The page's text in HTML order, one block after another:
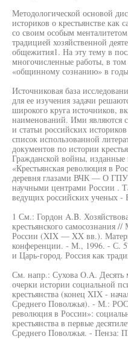
Методологической основой
историков о крестьянстве как
со своим особым
традицией хозяйственной
общежития1. На эту тему в
многочисленные работы, в
«общинному сознанию» в
Источниковая база
для ее изучения задачи
широкого круга источников,
наименований. Ими являются
и статьи российских
список использованной
документов по истории
Гражданской войны,
«Крестьянская революция в
деревня глазами ВЧК — О
научными центрами России .
ведущих российских ученых -
1 См.: Гордон A.B.
крестьянского самосознания
России (XIX — XX вв.).
конференции. - М., 1996. - С.
и Царь-город. Россия как
См. напр.: Сухова O.A. Десять
очерки истории социальной
крестьянства (конец XIX -
Среднего Поволжья). - М.:
революция в России»:
крестьянства в первые
Среднего Поволжья. - Пенза: